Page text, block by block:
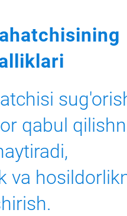
qabul
va